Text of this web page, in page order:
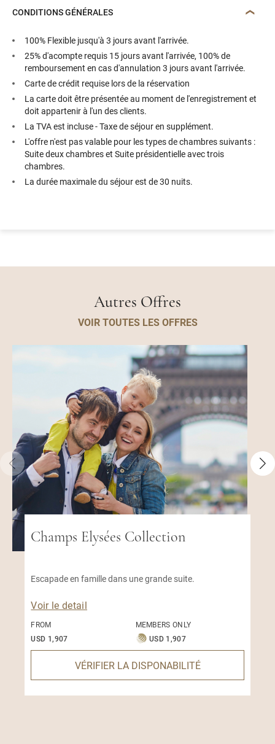
CONDITIONS GÉNÉRALES
100% Flexible jusqu'à 3 jours avant l'arrivée.
25% d'acompte requis 15 jours avant l'arrivée, 100% de
remboursement en cas d'annulation 3 jours avant l'arrivée.
Carte de crédit requise lors de la réservation
La carte doit être présentée au moment de l'enregistrement et
doit appartenir à l'un des clients.
La TVA est incluse - Taxe de séjour en supplément.
L'offre n'est pas valable pour les types de chambres suivants :
Suite deux chambres et Suite présidentielle avec trois
chambres.
La durée maximale du séjour est de 30 nuits.
Autres Offres
VOIR TOUTES LES OFFRES
Champs Elysées Collection
Escapade en famille dans une grande suite.
Voir le detail
FROM
USD 1,907
MEMBERS ONLY
USD 1,907
VÉRIFIER LA DISPONABILITÉ